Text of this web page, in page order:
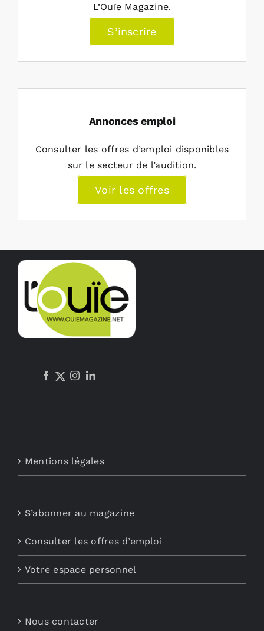
L’Ouïe Magazine.
S’inscrire
Annonces emploi
Consulter les offres d’emploi disponibles
sur le secteur de l’audition.
Voir les offres
Mentions légales
S’abonner au magazine
Consulter les offres d’emploi
Votre espace personnel
Nous contacter